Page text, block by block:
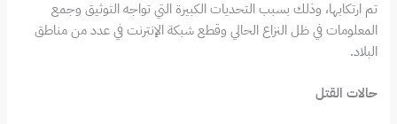
تم ارتكابها، وذلك بسبب التحديات الكبيرة التي تواجه التوثيق وجمع
المعلومات في ظل النزاع الحالي وقطع شبكة الإنترنت في عدد من مناطق
البلاد.
حالات القتل